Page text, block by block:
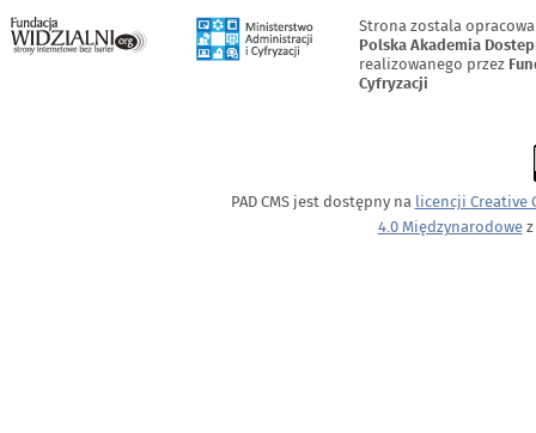
Strona zostala
Polska Akademia
realizowanego przez
Cyfryzacji
PAD CMS jest dostępny na licencji Creative
4.0 Międzynarodowez